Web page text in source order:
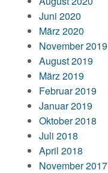
Juni 2020
März 2020
November 2019
August 2019
März 2019
Februar 2019
Januar 2019
Oktober 2018
Juli 2018
April 2018
November 2017